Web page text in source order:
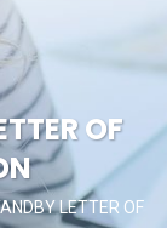
OF
LETTER OF